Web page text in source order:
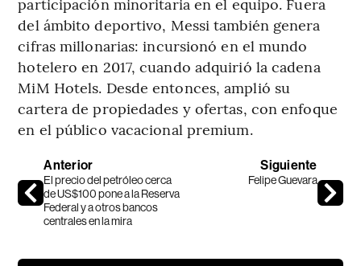
del ámbito deportivo, Messi también genera
cifras millonarias: incursionó en el mundo
hotelero en 2017, cuando adquirió la cadena
MiM Hotels. Desde entonces, amplió su
cartera de propiedades y ofertas, con enfoque
en el público vacacional premium.
Anterior
El precio del petróleo cerca
de US$100 pone a la Reserva
Federal y a otros bancos
centrales en la mira
Siguiente
Felipe Guevara